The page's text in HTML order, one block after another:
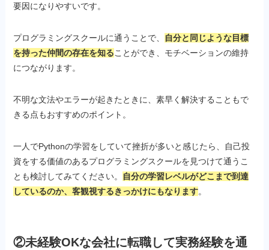
要因になりやすいです。
プログラミングスクールに通うことで、
自分と同じような目標
を持った仲間の存在を知ることができ、モチベーションの維持
につながります。
不明な文法やエラーが起きたときに、素早く解決することもで
きる点もおすすめのポイント。
一人でPythonの学習をしていて挫折が多いと感じたら、自己投
資をする価値のあるプログラミングスクールを見つけて通うこ
とも検討してみてください。
自分の学習レベルがどこまで到達
しているのか、客観視するきっかけにもなります。
②未経験OKな会社に転職して実務経験を通